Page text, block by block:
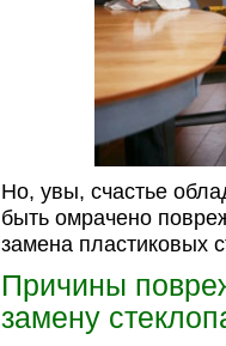
Но, увы, счастье
быть омрачено
замена пластиковых
Причины
замену